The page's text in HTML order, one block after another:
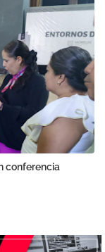
conferencia